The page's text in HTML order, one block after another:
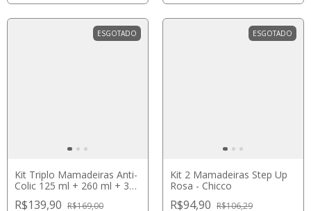
ESGOTADO
Kit Triplo Mamadeiras Anti-
Colic 125 ml + 260 ml + 330
Avent
R$139,90 R$169,00
ESGOTADO
Kit 2 Mamadeiras Step Up
Rosa - Chicco
R$94,90 R$106,29